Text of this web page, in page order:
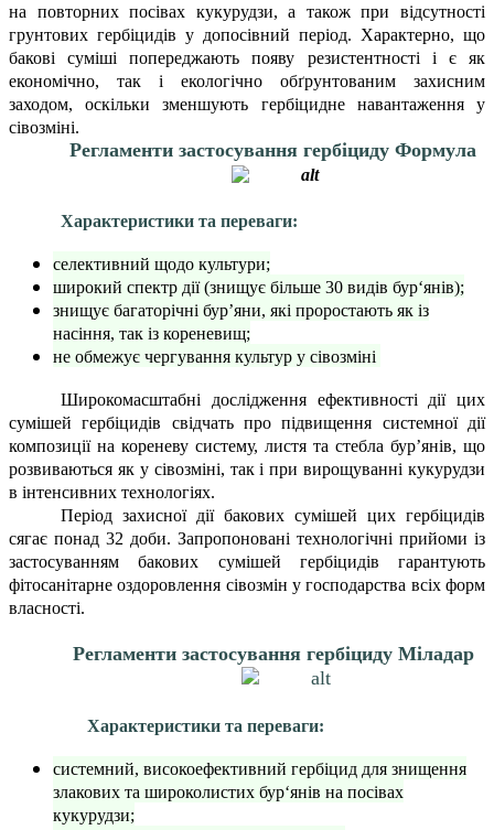
на повторних посівах кукурудзи, а також при відсутності
грунтових гербіцидів у допосівний період. Характерно, що
бакові суміші попереджають появу резистентності і є як
економічно, так і екологічно обґрунтованим захисним
заходом, оскільки зменшують гербіцидне навантаження у
сівозміні.
Регламенти застосування гербіциду Формула
Характеристики та переваги:
селективний щодо культури;
широкий спектр дії (знищує більше 30 видів бур‘янів);
знищує багаторічні бур’яни, які проростають як із
насіння, так із кореневищ;
не обмежує чергування культур у сівозміні
Широкомасштабні дослідження ефективності дії цих
сумішей гербіцидів свідчать про підвищення системної дії
композиції на кореневу систему, листя та стебла бур’янів, що
розвиваються як у сівозміні, так і при вирощуванні кукурудзи
в інтенсивних технологіях.
Період захисної дії бакових сумішей цих гербіцидів
сягає понад 32 доби. Запропоновані технологічні прийоми із
застосуванням бакових сумішей гербіцидів гарантують
фітосанітарне оздоровлення сівозмін у господарства всіх форм
власності.
Регламенти застосування гербіциду Міладар
Характеристики та переваги:
системний, високоефективний гербіцид для знищення
злакових та широколистих бур‘янів на посівах
кукурудзи;